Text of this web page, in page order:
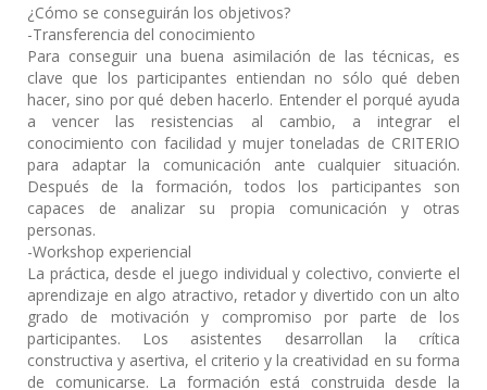
¿Cómo se conseguirán los objetivos?
-Transferencia del conocimiento
Para conseguir una buena asimilación de las técnicas, es
clave que los participantes entiendan no sólo qué deben
hacer, sino por qué deben hacerlo. Entender el porqué ayuda
a vencer las resistencias al cambio, a integrar el
conocimiento con facilidad y mujer toneladas de CRITERIO
para adaptar la comunicación ante cualquier situación.
Después de la formación, todos los participantes son
capaces de analizar su propia comunicación y otras
personas.
-Workshop experiencial
La práctica, desde el juego individual y colectivo, convierte el
aprendizaje en algo atractivo, retador y divertido con un alto
grado de motivación y compromiso por parte de los
participantes. Los asistentes desarrollan la crítica
constructiva y asertiva, el criterio y la creatividad en su forma
de comunicarse. La formación está construida desde la